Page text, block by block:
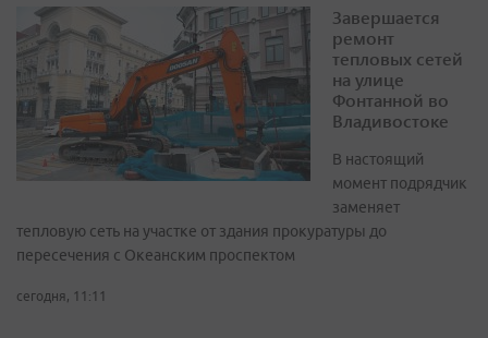
Завершается
ремонт
тепловых сетей
на улице
Фонтанной во
Владивостоке
В настоящий
момент подрядчик
заменяет
тепловую сеть на участке от здания прокуратуры до
пересечения с Океанским проспектом
сегодня, 11:11